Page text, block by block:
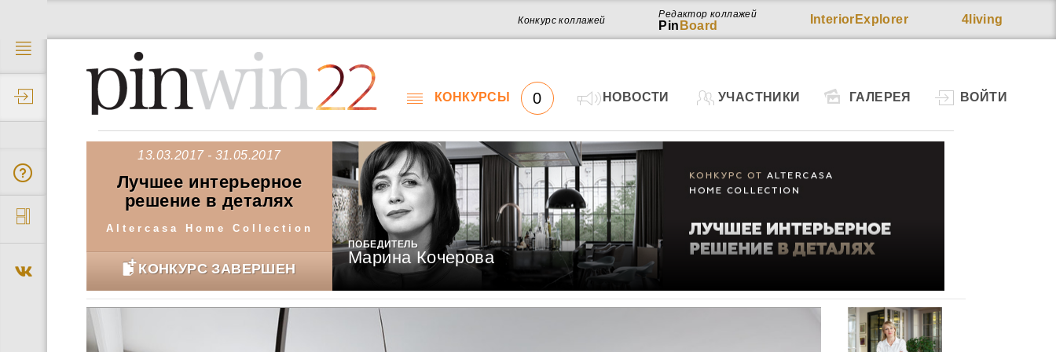
4living
InteriorExplorer
Редактор коллажей
Pin Board
Конкурс коллажей
22 КОНКУРСЫ 0 НОВОСТИ УЧАСТНИКИ ГАЛЕРЕЯ ВОЙТИ
13.03.2017 - 31.05.2017
Лучшее интерьерное
решение в деталях
Altercasa Home Collection
КОНКУРС ЗАВЕРШЕН
ПОБЕДИТЕЛЬ
Марина Кочерова
Работ